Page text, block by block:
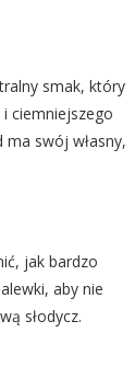
smak, który
ciemniejszego
swój własny,
jak bardzo
aby nie
słodycz.